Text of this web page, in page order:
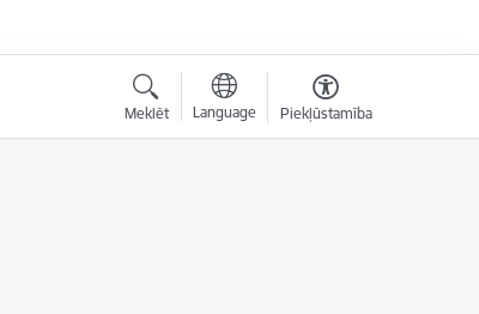
Meklēt Language Piekļūstamība